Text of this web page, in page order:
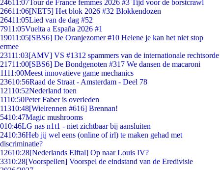
24611:07Tour de France femmes 2026 #3 Tijd voor de borstcrawl
26611:06[NET5] Het blok 2026 #32 Blokkendozen
26411:05Lied van de dag #52
7911:05Vuelta a España 2026 #1
19011:05[SBS6] De Oranjezomer #10 Helene je kan het niet stop
ermee
23111:03[AMV] VS #1312 spammers van de internationale rechtsorde
21711:00[SBS6] De Bondgenoten #317 We dansen de macaroni
1111:00Meest innovatieve game mechanics
23610:56Raad de Straat - Amsterdam - Deel 78
12110:52Nederland toen
1110:50Peter Faber is overleden
11310:48[Wielrennen #616] Brennan!
5410:47Magic mushrooms
010:46LG nas n1t1 - niet zichtbaar bij aansluiten
2410:36Heb jij wel eens (online of irl) te maken gehad met
discriminatie?
12610:28[Nederlands Elftal] Op naar Louis IV?
3310:28[Voorspellen] Voorspel de eindstand van de Eredivisie